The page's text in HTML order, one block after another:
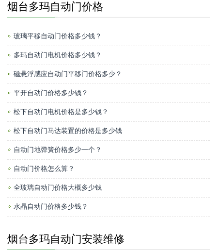
烟台多玛自动门价格
玻璃平移自动门价格多少钱？
多玛自动门电机价格多少钱？
磁悬浮感应自动门平移门价格多少？
平开自动门价格多少钱？
松下自动门电机价格是多少钱？
松下自动门马达装置的价格是多少钱
自动门地弹簧价格多少一个？
自动门价格怎么算？
全玻璃自动门价格大概多少钱
水晶自动门价格多少钱？
烟台多玛自动门安装维修